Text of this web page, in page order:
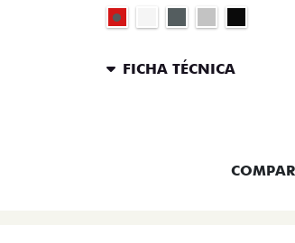
FICHA TÉCNICA